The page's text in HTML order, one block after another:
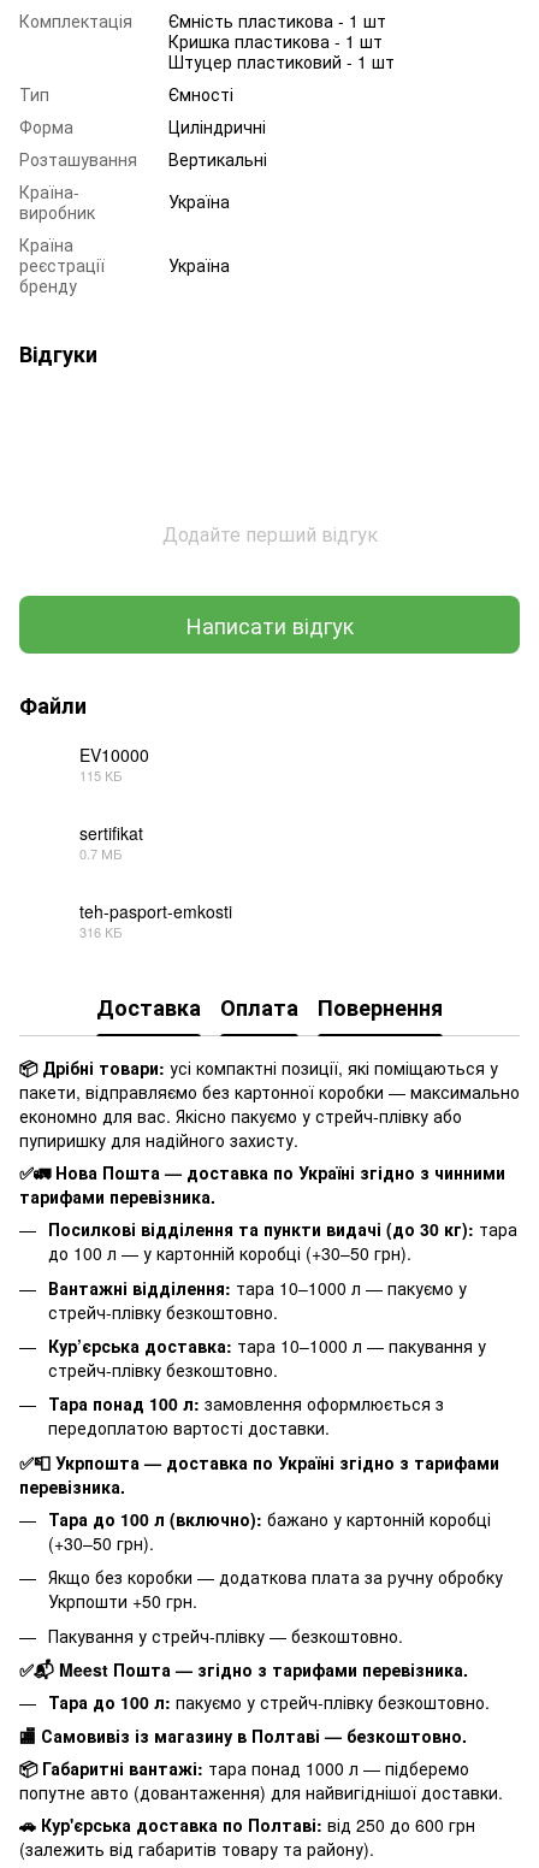
Комплектація
Ємність пластикова - 1 шт
Кришка пластикова - 1 шт
Штуцер пластиковий - 1 шт
Тип
Ємності
Форма
Циліндричні
Розташування
Вертикальні
Країна-
виробник
Україна
Країна
реєстрації
бренду
Україна
Відгуки
Додайте перший відгук
Написати відгук
Файли
EV10000
115 КБ
sertifikat
0.7 МБ
teh-pasport-emkosti
316 КБ
Доставка Оплата Повернення
📦 Дрібні товари: усі компактні позиції, які поміщаються у
пакети, відправляємо без картонної коробки — максимально
економно для вас. Якісно пакуємо у стрейч-плівку або
пупиришку для надійного захисту.
✅🚛 Нова Пошта — доставка по Україні згідно з чинними
тарифами перевізника.
Посилкові відділення та пункти видачі (до 30 кг): тара
до 100 л — у картонній коробці (+30–50 грн).
Вантажні відділення: тара 10–1000 л — пакуємо у
стрейч-плівку безкоштовно.
Кур’єрська доставка: тара 10–1000 л — пакування у
стрейч-плівку безкоштовно.
Тара понад 100 л: замовлення оформлюється з
передоплатою вартості доставки.
✅📮 Укрпошта — доставка по Україні згідно з тарифами
перевізника.
Тара до 100 л (включно): бажано у картонній коробці
(+30–50 грн).
Якщо без коробки — додаткова плата за ручну обробку
Укрпошти +50 грн.
Пакування у стрейч-плівку — безкоштовно.
✅📬 Meest Пошта — згідно з тарифами перевізника.
Тара до 100 л: пакуємо у стрейч-плівку безкоштовно.
🏬 Самовивіз із магазину в Полтаві — безкоштовно.
📦 Габаритні вантажі: тара понад 1000 л — підберемо
попутне авто (довантаження) для найвигіднішої доставки.
🚗 Кур'єрська доставка по Полтаві: від 250 до 600 грн
(залежить від габаритів товару та району).